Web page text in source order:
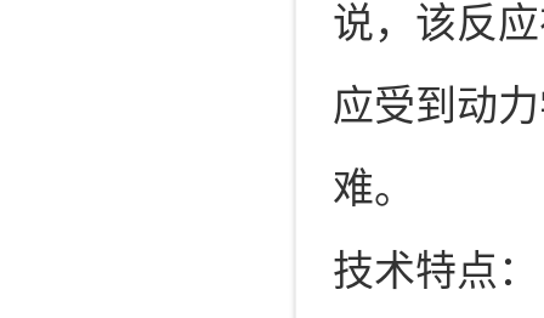
说，该反
应受到动
难。
技术特点：